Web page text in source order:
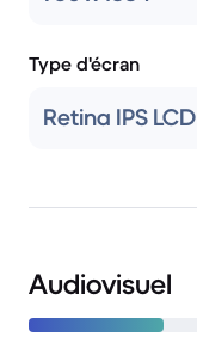
Type d'écran
Retina IPS LCD
Audiovisuel